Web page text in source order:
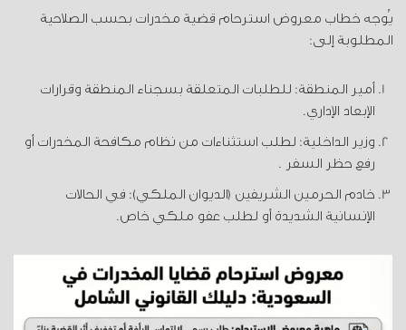
يُوجه خطاب معروض استرحام قضية مخدرات بحسب الصلاحية
المطلوبة إلى:
أمير المنطقة: للطلبات المتعلقة بسجناء المنطقة وقرارات
الإبعاد الإداري.
وزير الداخلية: لطلب استثناءات من نظام مكافحة المخدرات أو
رفع حظر السفر .
خادم الحرمين الشريفين (الديوان الملكي): في الحالات
الإنسانية الشديدة أو لطلب عفو ملكي خاص.